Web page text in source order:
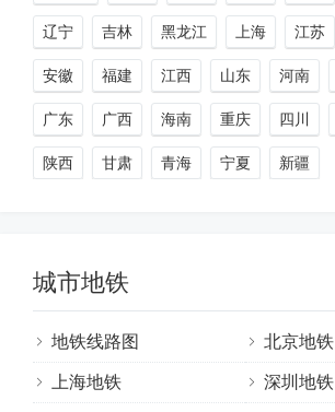
辽宁 吉林 黑龙江 上海 江苏
安徽 福建 江西 山东 河南
广东 广西 海南 重庆 四川
陕西 甘肃 青海 宁夏 新疆
城市地铁
地铁线路图 北京地铁
上海地铁 深圳地铁